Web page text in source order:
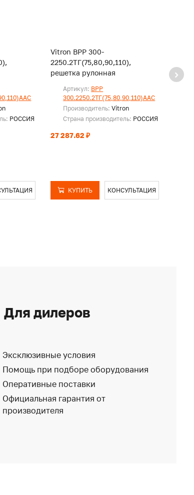
РОССИЯ
Vitron ВРР 300-
2250.2ТГ(75,80,90,110),
решетка рулонная
Артикул: ВРР
300.2250.2ТГ(75,80,90,110)ААС
Производитель:Vitron
Страна производитель: РОССИЯ
27 287.62 ₽
КУПИТЬ КОНСУЛЬТАЦИЯ
Для дилеров
Эксклюзивные условия
Помощь при подборе оборудования
Оперативные поставки
Официальная гарантия от
производителя